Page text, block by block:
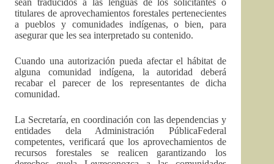
titulares de aprovechamientos forestales pertenecientes
a pueblos y comunidades indígenas, o bien, para
asegurar que les sea interpretado su contenido.
Cuando una autorización pueda afectar el hábitat de
alguna comunidad indígena, la autoridad deberá
recabar el parecer de los representantes de dicha
comunidad.
La Secretaría, en coordinación con las dependencias y
entidades dela Administración PúblicaFederal
competentes, verificará que los aprovechamientos de
recursos forestales se realicen garantizando los